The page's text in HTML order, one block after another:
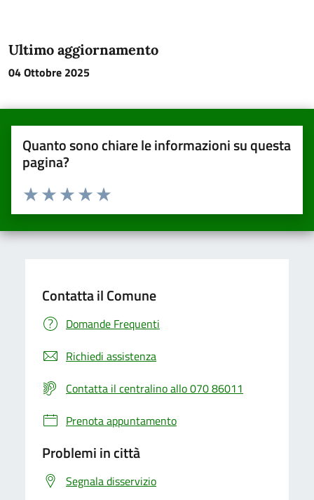
Ultimo aggiornamento
04 Ottobre 2025
Quanto sono chiare le informazioni su questa
pagina?
Valuta da 1 a 5 stelle la pagina
Valuta 5 stelle su 5
Valuta 4 stelle su 5
Valuta 3 stelle su 5
Valuta 2 stelle su 5
Valuta una stella su 5
Contatta il Comune
Domande Frequenti
Richiedi assistenza
Contatta il centralino allo 070 86011
Prenota appuntamento
Problemi in città
Segnala disservizio